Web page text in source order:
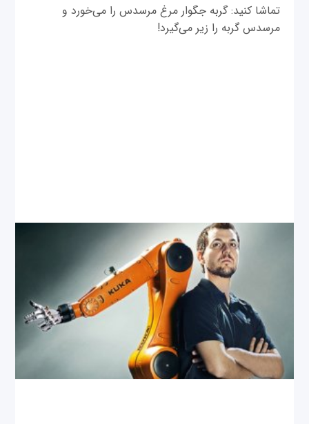
تماشا کنید: گربه جگوار مرغ مرسدس را می‌خورد و
مرسدس گربه را زیر می‌گیرد!